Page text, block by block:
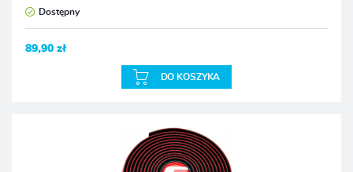
Dostępny
89,90 zł
DO KOSZYKA